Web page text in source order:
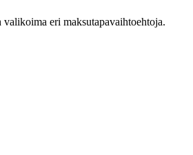
eri maksutapavaihtoehtoja.